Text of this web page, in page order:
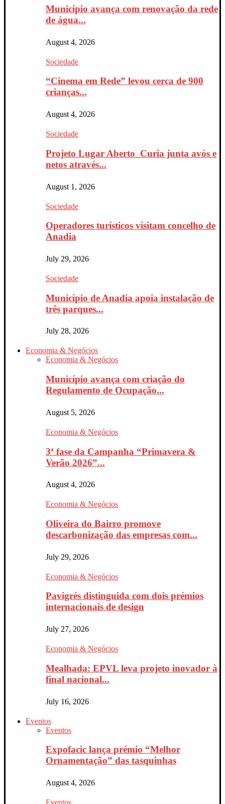
Município avança com renovação da rede
de água...
August 4, 2026
Sociedade
“Cinema em Rede” levou cerca de 900
crianças...
August 4, 2026
Sociedade
Projeto Lugar Aberto_Curia junta avós e
netos através...
August 1, 2026
Sociedade
Operadores turísticos visitam concelho de
Anadia
July 29, 2026
Sociedade
Município de Anadia apoia instalação de
três parques...
July 28, 2026
Economia & Negócios
Economia & Negócios
Município avança com criação do
Regulamento de Ocupação...
August 5, 2026
Economia & Negócios
3ª fase da Campanha “Primavera &
Verão 2026”...
August 4, 2026
Economia & Negócios
Oliveira do Bairro promove
descarbonização das empresas com...
July 29, 2026
Economia & Negócios
Pavigrés distinguida com dois prémios
internacionais de design
July 27, 2026
Economia & Negócios
Mealhada: EPVL leva projeto inovador à
final nacional...
July 16, 2026
Eventos
Eventos
Expofacic lança prémio “Melhor
Ornamentação” das tasquinhas
August 4, 2026
Eventos